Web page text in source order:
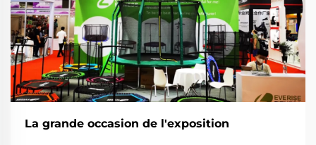
La grande occasion de l'exposition